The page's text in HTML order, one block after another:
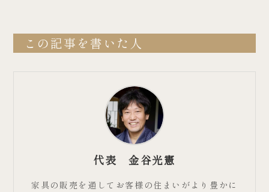
この記事を書いた人
代表 金谷光憲
家具の販売を通してお客様の住まいがより豊かに